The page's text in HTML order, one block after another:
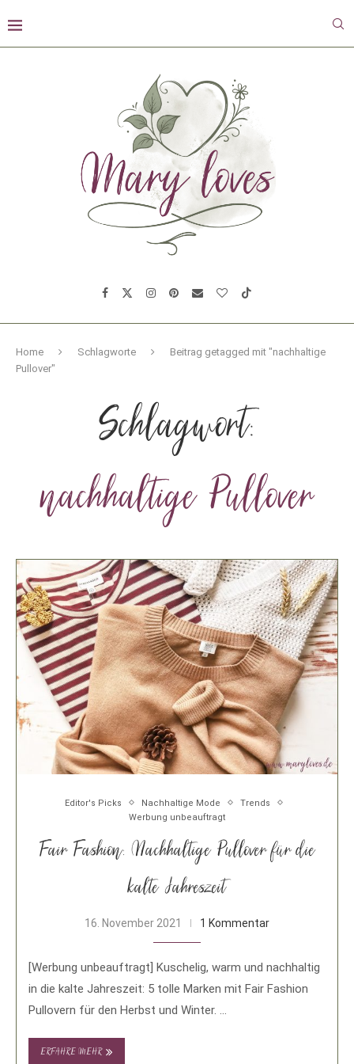
Home Schlagworte
Beitrag getagged mit "nachhaltige
Pullover"
Schlagwort:
nachhaltige Pullover
Editor's Picks Nachhaltige Mode
Trends
Werbung unbeauftragt
Fair Fashion: Nachhaltige Pullover für die
kalte Jahreszeit
16. November 2021 1 Kommentar
[Werbung unbeauftragt] Kuschelig, warm und nachhaltig
in die kalte Jahreszeit: 5 tolle Marken mit Fair Fashion
Pullovern für den Herbst und Winter. …
ERFAHRE MEHR